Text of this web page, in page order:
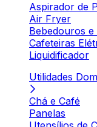
Aspirador de
Air Fryer
Bebedouros
Cafeteiras
Liquidificador
Utilidades
Chá e Café
Panelas